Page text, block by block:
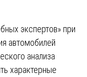
экспертов» при
автомобилей
анализа
характерные